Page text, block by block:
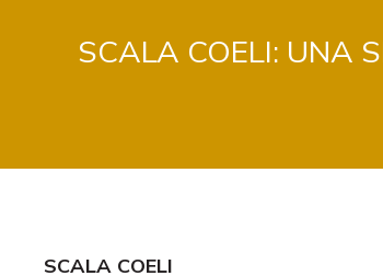
SCALA COELI: UNA
SCALA COELI